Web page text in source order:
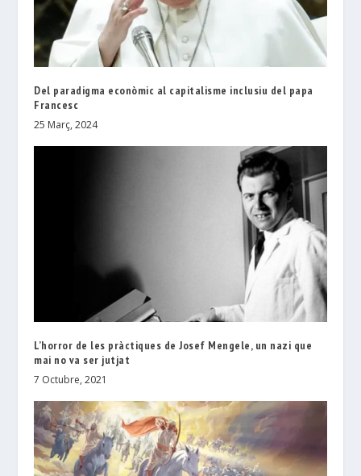
Del paradigma econòmic al capitalisme inclusiu del papa
Francesc
25 Març, 2024
L’horror de les pràctiques de Josef Mengele, un nazi que
mai no va ser jutjat
7 Octubre, 2021